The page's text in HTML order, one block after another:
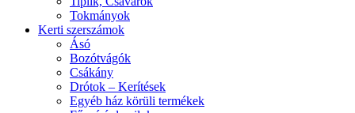
Tokmányok
Kerti szerszámok
Ásó
Bozótvágók
Csákány
Drótok – Kerítések
Egyéb ház körüli termékek